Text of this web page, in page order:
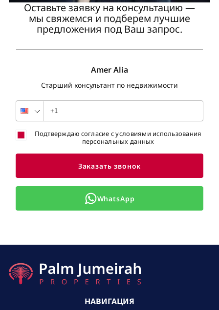
Оставьте заявку на консультацию —
мы свяжемся и подберем лучшие
предложения под Ваш запрос.
Amer Alia
Старший консультант по недвижимости
Подтверждаю согласие с условиями использования
персональных данных
Заказать звонок
WhatsApp
НАВИГАЦИЯ